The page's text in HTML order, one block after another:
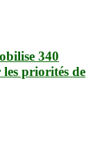
340
priorités de